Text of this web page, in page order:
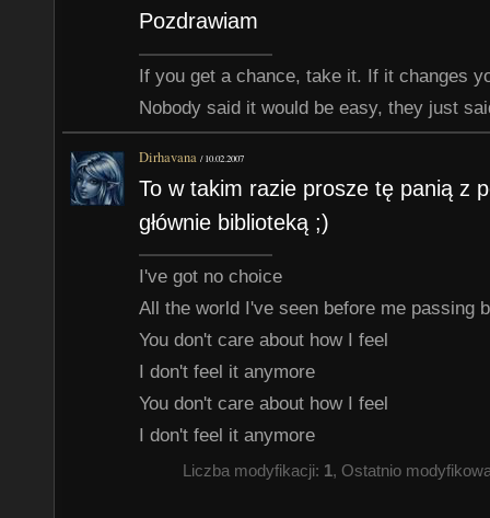
Pozdrawiam
If you get a chance, take it. If it changes
Nobody said it would be easy, they just
Dirhavana /10.02.2007
To w takim razie prosze tę panią z
głównie biblioteką ;)
I've got no choice
All the world I've seen before me passing
You don't care about how I feel
I don't feel it anymore
You don't care about how I feel
I don't feel it anymore
Liczba modyfikacji: 1, Ostatnio